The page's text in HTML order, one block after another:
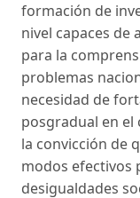
formación de
nivel capaces de
para la
problemas
necesidad de
posgradual en el
la convicción de
modos efectivos
desigualdades